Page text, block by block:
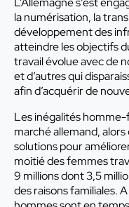
la numérisation, la
développement des
atteindre les objectifs
travail évolue avec de
et d’autres qui
afin d’acquérir de
Les inégalités
marché allemand,
solutions pour
moitié des femmes
9 millions dont 3,5
des raisons familiales.